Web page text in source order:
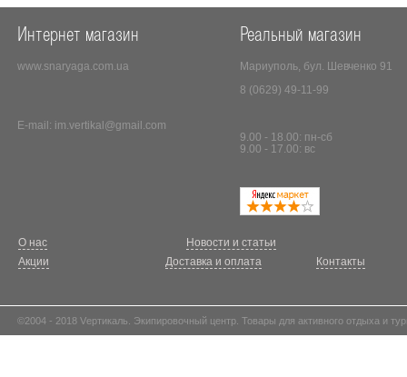
Интернет магазин
www.snaryaga.com.ua
E-mail: im.vertikal@gmail.com
Реальный магазин
Мариуполь, бул. Шевченко 91
8 (0629) 49-11-99
9.00 - 18.00: пн-сб
9.00 - 17.00: вс
О нас
Новости и статьи
Акции
Доставка и оплата Контакты
©2004 - 2018 Vертикаль. Экипировочный центр. Товары для активного отдыха и